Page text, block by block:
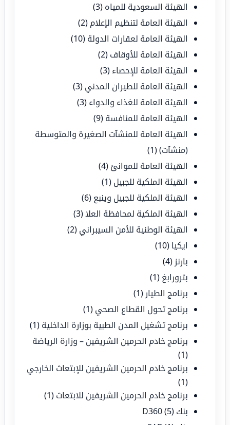
الهيئة السعودية للمياه (3)
الهيئة العامة لتنظيم الإعلام (2)
الهيئة العامة لعقارات الدولة (10)
الهيئة العامة للأوقاف (2)
الهيئة العامة للإحصاء (3)
الهيئة العامة للطيران المدني (3)
الهيئة العامة للغذاء والدواء (3)
الهيئة العامة للمنافسة (9)
الهيئة العامة للمنشآت الصغيرة والمتوسطة
(منشآت)(1)
الهيئة العامة للموانئ (4)
الهيئة الملكية للجبيل (1)
الهيئة الملكية للجبيل وينبع (6)
الهيئة الملكية لمحافظة العلا(3)
الهيئة الوطنية للأمن السيبراني (2)
ايكيا (10)
بارنز (4)
بترورابغ (1)
برنامج الطيار (1)
برنامج تحول القطاع الصحي (1)
برنامج تشغيل المدن الطبية بوزارة الداخلية (1)
برنامج خادم الحرمين الشريفين – وزارة الرياضة
(1)
برنامج خادم الحرمين الشريفين للإبتعاث الخارجي
(1)
برنامج خادم الحرمين الشريفين للابتعاث (1)
بنك D360 (5)